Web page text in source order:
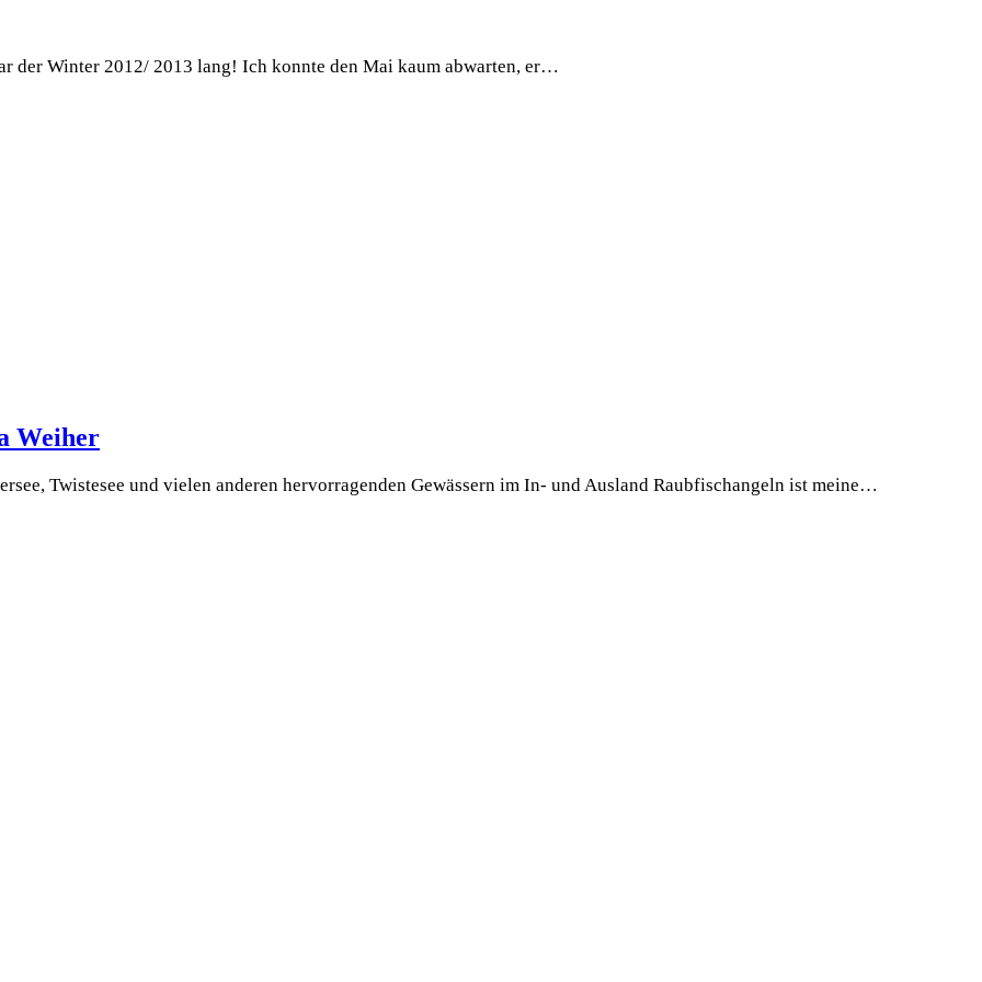
der Win­ter 2012/ 2013 lang! Ich konn­te den Mai kaum abwar­ten, er…
Weiher
Twistesee und vielen anderen hervorragenden Gewässern im In- und Ausland Raub­fisch­an­geln ist mei­ne…